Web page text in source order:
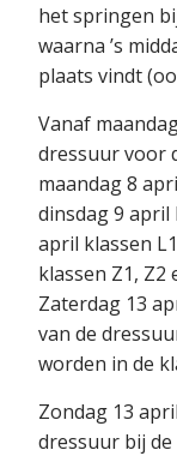
het springen
waarna ’s
plaats vindt
Vanaf
dressuur voor
maandag 8
dinsdag 9 april
april klassen
klassen Z1, Z2
Zaterdag 13
van de
worden in de
Zondag 13
dressuur bij de